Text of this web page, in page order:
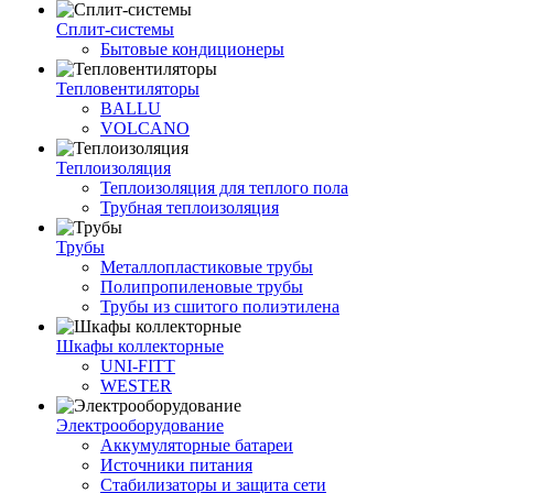
Сплит-системы
Бытовые кондиционеры
Тепловентиляторы
BALLU
VOLCANO
Теплоизоляция
Теплоизоляция для теплого пола
Трубная теплоизоляция
Трубы
Металлопластиковые трубы
Полипропиленовые трубы
Трубы из сшитого полиэтилена
Шкафы коллекторные
UNI-FITT
WESTER
Электрооборудование
Аккумуляторные батареи
Источники питания
Стабилизаторы и защита сети